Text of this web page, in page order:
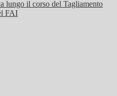
lungo il corso del Tagliamento
FAI